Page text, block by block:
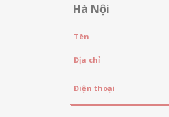
Hà Nội
Tên
Địa chỉ
Điện thoại